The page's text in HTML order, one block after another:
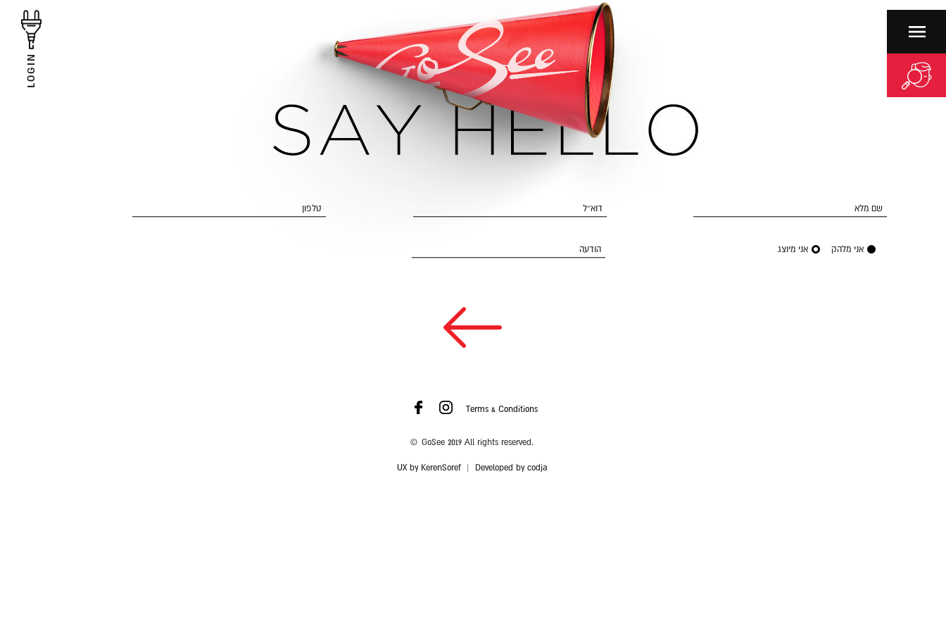
LOGIN
שם מלא דוא״ל טלפון
אני מלהק אני מיוצג הודעה
Terms & Conditions
© GoSee 2019 All rights reserved.
UX by KerenSoref| Developed by codja